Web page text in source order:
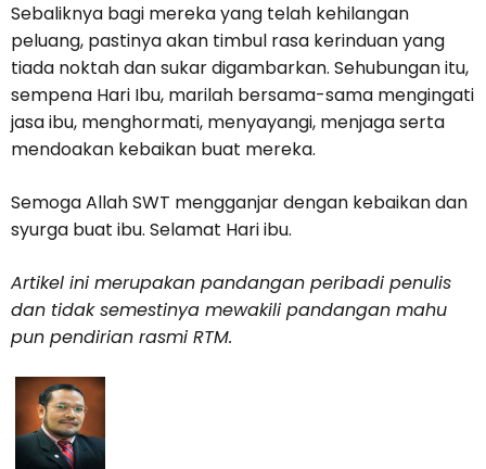
Sebaliknya bagi mereka yang telah kehilangan
peluang, pastinya akan timbul rasa kerinduan yang
tiada noktah dan sukar digambarkan. Sehubungan itu,
sempena Hari Ibu, marilah bersama-sama mengingati
jasa ibu, menghormati, menyayangi, menjaga serta
mendoakan kebaikan buat mereka.
Semoga Allah SWT mengganjar dengan kebaikan dan
syurga buat ibu. Selamat Hari ibu.
Artikel ini merupakan pandangan peribadi penulis
dan tidak semestinya mewakili pandangan mahu
pun pendirian rasmi RTM.